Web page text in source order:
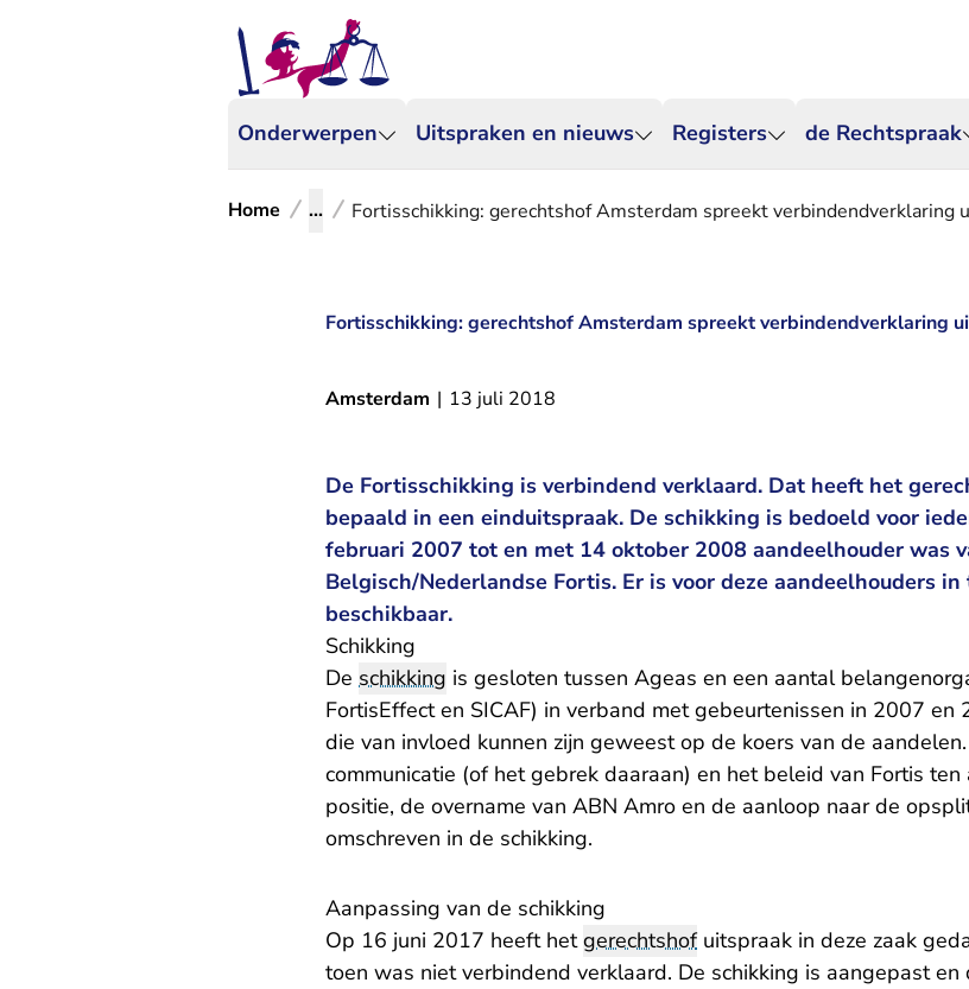
Onderwerpen Uitspraken en nieuws Registers de Rechtspraak
Home ... Fortisschikking: gerechtshof Amsterdam spreekt verbindendverklaring
Fortisschikking: gerechtshof Amsterdam spreekt verbindendverklaring
Amsterdam | 13 juli 2018
De Fortisschikking is verbindend verklaard. Dat heeft het
bepaald in een einduitspraak. De schikking is bedoeld voor
februari 2007 tot en met 14 oktober 2008 aandeelhouder was
Belgisch/Nederlandse Fortis. Er is voor deze aandeelhouders
beschikbaar.
Schikking
De schikking is gesloten tussen Ageas en een aantal
FortisEffect en SICAF) in verband met gebeurtenissen in 2007
die van invloed kunnen zijn geweest op de koers van de
communicatie (of het gebrek daaraan) en het beleid van Fortis ten
positie, de overname van ABN Amro en de aanloop naar de
omschreven in de schikking.
Aanpassing van de schikking
Op 16 juni 2017 heeft hetgerechtshofuitspraak in deze zaak
toen was niet verbindend verklaard. De schikking is aangepast